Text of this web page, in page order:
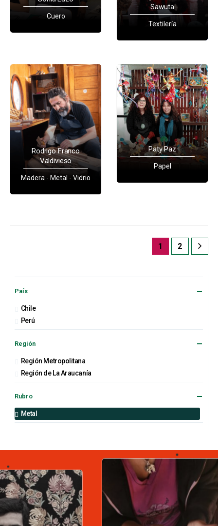
Cuero
Sawuta
Textilería
Rodrigo Franco
Valdivieso
Madera - Metal - Vidrio
Paty Paz
Papel
1 2
País
Chile
Perú
Región
Región Metropolitana
Región de La Araucanía
Rubro
Metal